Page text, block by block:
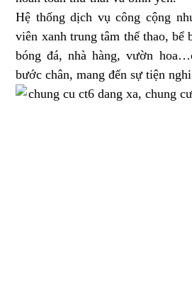
Hệ thống dịch vụ công cộng
viên xanh trung tâm thể thao, bể
bóng đá, nhà hàng, vườn
bước chân, mang đến sự tiện